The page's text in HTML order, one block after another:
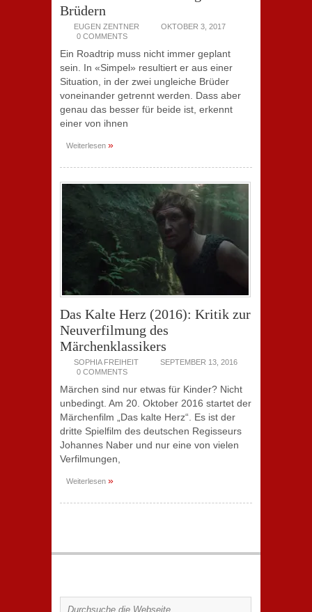
Brüdern
EUGEN ZENTNER
OKTOBER 3, 2017
0 COMMENTS
Ein Roadtrip muss nicht immer geplant
sein. In «Simpel» resultiert er aus einer
Situation, in der zwei ungleiche Brüder
voneinander getrennt werden. Dass aber
genau das besser für beide ist, erkennt
einer von ihnen
Weiterlesen »
Das Kalte Herz (2016): Kritik zur
Neuverfilmung des
Märchenklassikers
SOPHIA FREIHEIT
SEPTEMBER 13, 2016
0 COMMENTS
Märchen sind nur etwas für Kinder? Nicht
unbedingt. Am 20. Oktober 2016 startet der
Märchenfilm „Das kalte Herz“. Es ist der
dritte Spielfilm des deutschen Regisseurs
Johannes Naber und nur eine von vielen
Verfilmungen,
Weiterlesen »